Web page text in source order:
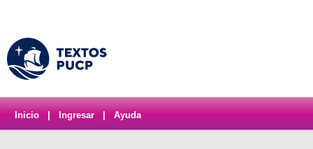
Inicio Ingresar Ayuda